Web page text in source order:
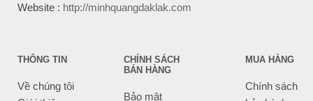
Website : http://minhquangdaklak.com
THÔNG TIN
Về chúng tôi
CHÍNH SÁCH
BÁN HÀNG
Bảo mật
MUA HÀNG
Chính sách